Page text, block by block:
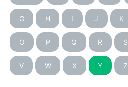
G H I J K
O P Q R S
V W X Y Z